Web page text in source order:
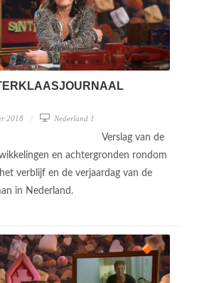
2018 Nederland 1
Verslag van de
en achtergronden rondom
verblijf en de verjaardag van de
in Nederland.